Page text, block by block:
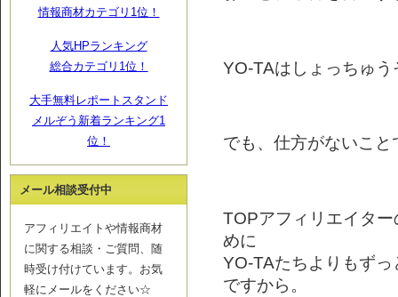
YO-TAはしょっちゅ
でも、仕方がないこ
TOPアフィリエイタ
めに
YO-TAたちよりもず
ですから。
情報商材カテゴリ1位！
人気HPランキング
総合カテゴリ1位！
大手無料レポートスタンド
メルぞう新着ランキング1
位！
メール相談受付中
アフィリエイトや情報商材
に関する相談・ご質問、随
時受け付けています。お気
軽にメールをください☆